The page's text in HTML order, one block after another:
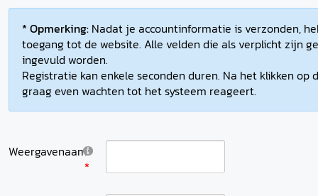
* Opmerking: Nadat je accountinformatie is verzonden,
toegang tot de website. Alle velden die als verplicht zijn
ingevuld worden.
Registratie kan enkele seconden duren. Na het klikken op
graag even wachten tot het systeem reageert.
Weergavenaam: